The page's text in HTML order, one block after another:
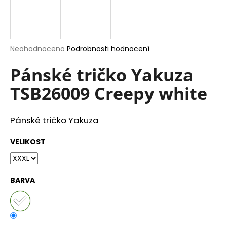
Průměrné
produktu
je
0,0
hvězdiček.
Neohodnoceno Podrobnosti hodnocení
Pánské tričko Yakuza
TSB26009 Creepy white
Pánské tričko Yakuza
VELIKOST
BARVA
í
t
?
HLEDAT
D
p
o
r
u